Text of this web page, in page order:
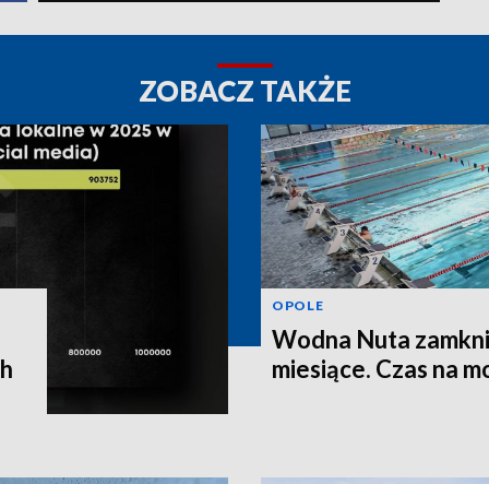
ZOBACZ TAKŻE
OPOLE
Wodna Nuta
miesiące. Czas na